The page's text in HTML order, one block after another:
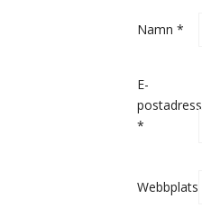
Namn *
E-
postadress
*
Webbplats